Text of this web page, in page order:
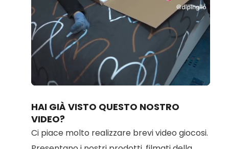
Unmute Loaded
HAI GIÀ VISTO QUESTO NOSTRO
VIDEO?
Ci piace molto realizzare brevi video giocosi.